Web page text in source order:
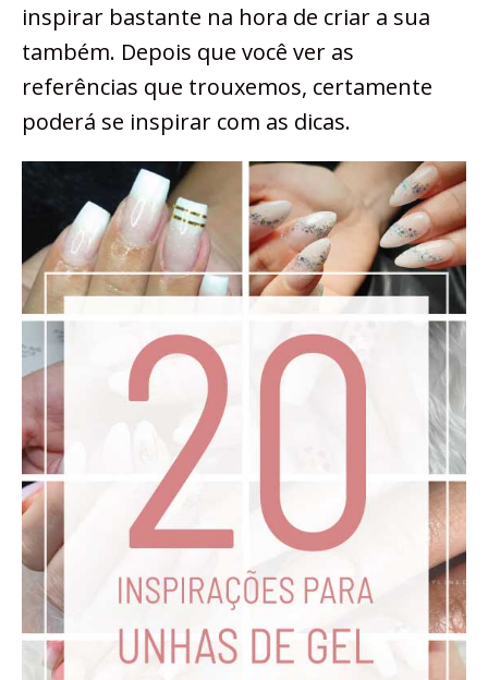
inspirar bastante na hora de criar a sua
também. Depois que você ver as
referências que trouxemos, certamente
poderá se inspirar com as dicas.